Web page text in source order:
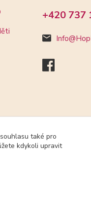
+420 737
také pro
kdykoli upravit